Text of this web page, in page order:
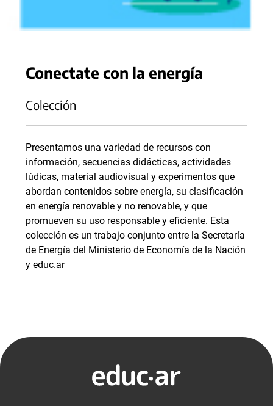
Conectate con la energía
Colección
Presentamos una variedad de recursos con
información, secuencias didácticas, actividades
lúdicas, material audiovisual y experimentos que
abordan contenidos sobre energía, su clasificación
en energía renovable y no renovable, y que
promueven su uso responsable y eficiente. Esta
colección es un trabajo conjunto entre la Secretaría
de Energía del Ministerio de Economía de la Nación
y educ.ar